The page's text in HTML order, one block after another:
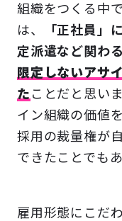
組織をつくる中
は、
「正社員」
定派遣など関わ
限定しないアサ
た ことだと思い
イン組織の価値
採用の裁量権が
できたことでも
雇用形態にこだ